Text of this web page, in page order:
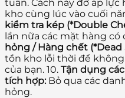
tuần. Cách này đỡ áp lực
kho cùng lúc vào cuối
kiểm tra kép (*Double
lần nữa các mặt hàng có
hỏng / Hàng chết (*Dead
tồn kho lỗi thời để
của bạn. 10. Tận dụng
tích hợp:Bỏ qua các
hỏng.